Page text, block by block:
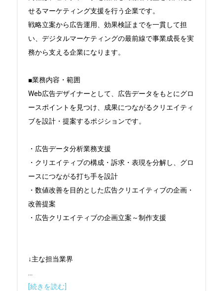
せるマーケティング支援を行う企業です。
戦略立案から広告運用、効果検証までを一貫して担
い、デジタルマーケティングの最前線で事業成長を実
務から支える企業になります。
■業務内容・範囲
Web広告デザイナーとして、広告データをもとにグロ
ースポイントを見つけ、成果につながるクリエイティ
ブを設計・提案するポジションです。
・広告データ分析業務支援
・クリエイティブの構成・訴求・表現を分解し、グロ
ースにつながる打ち手を設計
・数値改善を目的とした広告クリエイティブの企画・
改善提案
・広告クリエイティブの企画立案～制作支援
[続きを読む]